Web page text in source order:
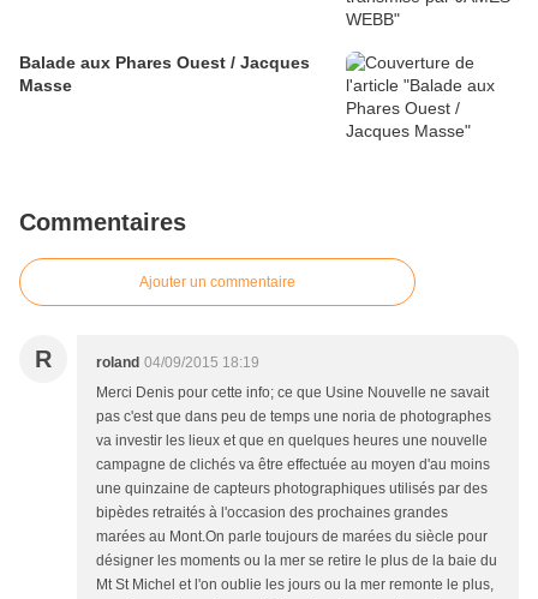
Balade aux Phares Ouest / Jacques
Masse
Commentaires
Ajouter un commentaire
R roland 04/09/2015 18:19
Merci Denis pour cette info; ce que Usine Nouvelle ne savait
pas c'est que dans peu de temps une noria de photographes
va investir les lieux et que en quelques heures une nouvelle
campagne de clichés va être effectuée au moyen d'au moins
une quinzaine de capteurs photographiques utilisés par des
bipèdes retraités à l'occasion des prochaines grandes
marées au Mont.On parle toujours de marées du siècle pour
désigner les moments ou la mer se retire le plus de la baie du
Mt St Michel et l'on oublie les jours ou la mer remonte le plus,